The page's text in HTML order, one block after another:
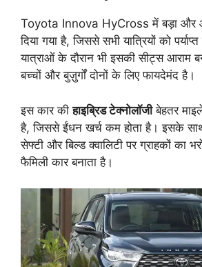
Toyota Innova HyCross में बड़ा और
दिया गया है, जिससे सभी यात्रियों को
यात्राओं के दौरान भी इसकी सीट्स आराम
बच्चों और बुज़ुर्गों दोनों के लिए फायदेमंद है।
इस कार कीहाइब्रिड टेक्नोलॉजीबेहतर
है, जिससे ईंधन खर्च कम होता है। इसके
सेफ्टी और बिल्ड क्वालिटी पर ग्राहकों का
फैमिली कार बनाता है।